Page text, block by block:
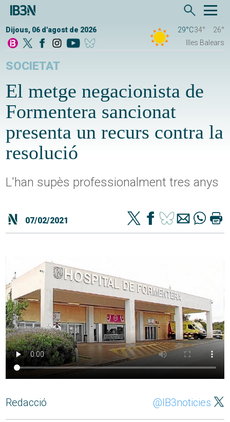
Dijous, 06 d'agost de 2026 29°C34°
26°
Illes Balears
SOCIETAT
El metge negacionista de
Formentera sancionat
presenta un recurs contra la
resolució
L'han supès professionalment tres anys
07/02/2021
Redacció @IB3noticies